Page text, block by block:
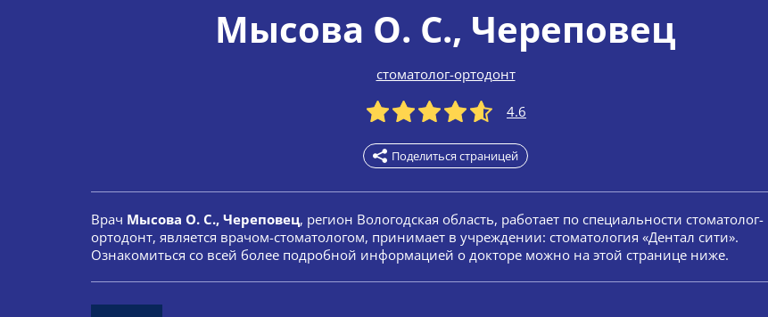
Мысова О. С., Череповец
стоматолог-ортодонт
4.6
Поделиться страницей
Врач Мысова О. С., Череповец, регион Вологодская область, работает по специальности стоматолог-
ортодонт, является врачом-стоматологом, принимает в учреждении: стоматология «Дентал сити».
Ознакомиться со всей более подробной информацией о докторе можно на этой странице ниже.